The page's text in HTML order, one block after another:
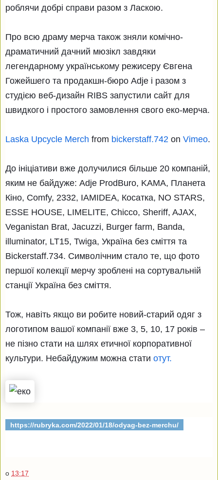
роблячи добрі справи разом з Ласкою.
Про всю драму мерча також зняли комічно-
драматичний дачний мюзікл завдяки
легендарному українському режисеру Євгена
Гожейшего та продакшн-бюро Adje і разом з
студією веб-дизайн RIBS запустили сайт для
швидкого і простого замовлення свого еко-мерча.
Laska Upcycle Merch from bickerstaff.742 on Vimeo.
До ініціативи вже долучилися більше 20 компаній,
яким не байдуже: Adje ProdBuro, KAMA, Планета
Кіно, Comfy, 2332, IAMIDEA, Косатка, NO STARS,
ESSE HOUSE, LIMELITE, Chicco, Sheriff, AJAX,
Veganistan Brat, Jacuzzi, Burger farm, Banda,
illuminator, LT15, Twiga, Україна без сміття та
Bickerstaff.734. Символічним стало те, що фото
першої колекції мерчу зроблені на сортувальній
станції Україна без сміття.
Тож, навіть якщо ви робите новий-старий одяг з
логотипом вашої компанії вже 3, 5, 10, 17 років –
не пізно стати на шлях етичної корпоративної
культури. Небайдужим можна стати отут.
https://rubryka.com/2022/01/18/odyag-bez-merchu/
о 13:17